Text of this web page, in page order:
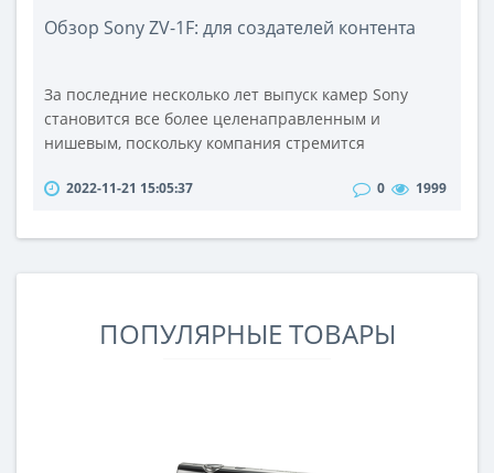
Обзор Sony ZV-1F: для создателей контента
За последние несколько лет выпуск камер Sony
становится все более целенаправленным и
нишевым, поскольку компания стремится
всевозможных конкретных случаев использования
представляет собой самую маленькую линейку
2022-11-21 15:05:37 0 1999
ПОПУЛЯРНЫЕ ТОВАРЫ